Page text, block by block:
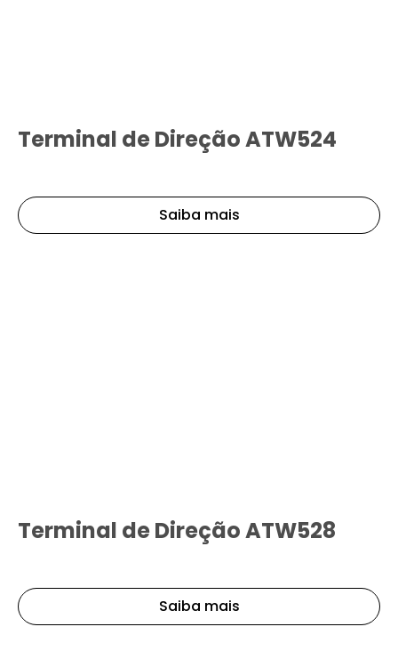
Terminal de Direção ATW524
Saiba mais
Terminal de Direção ATW528
Saiba mais